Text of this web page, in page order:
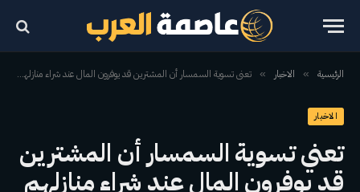
الرئيسية » الاخبار » تعني تسوية السمسار أن المشترين قد يوفرون المال عند شراء منازلهم الجديدة، لكنهم سيقومون بالمزيد من العمل بأنفسهم
الاخبار
تعني تسوية السمسار أن المشترين
قد يوفرون المال عند شراء منازلهم